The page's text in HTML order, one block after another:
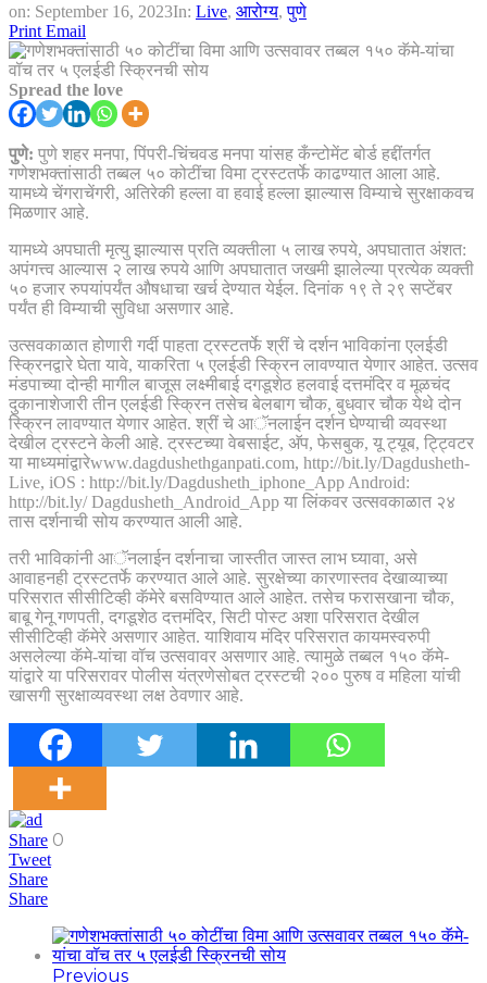
on: September 16, 2023In: Live, आरोग्य,पुणे
Print Email
Spread the love
पुणे: पुणे शहर मनपा, पिंपरी-चिंचवड मनपा यांसह कँन्टोमेंट बोर्ड हद्दींतर्गत
गणेशभक्तांसाठी तब्बल ५० कोटींचा विमा ट्रस्टतर्फे काढण्यात आला आहे.
यामध्ये चेंगराचेंगरी, अतिरेकी हल्ला वा हवाई हल्ला झाल्यास विम्याचे सुरक्षाकवच
मिळणार आहे.
यामध्ये अपघाती मृत्यु झाल्यास प्रति व्यक्तीला ५ लाख रुपये, अपघातात अंशत:
अपंगत्त्व आल्यास २ लाख रुपये आणि अपघातात जखमी झालेल्या प्रत्येक व्यक्ती
५० हजार रुपयांपर्यंत औषधाचा खर्च देण्यात येईल. दिनांक १९ ते २९ सप्टेंबर
पर्यंत ही विम्याची सुविधा असणार आहे.
उत्सवकाळात होणारी गर्दी पाहता ट्रस्टतर्फे श्रीं चे दर्शन भाविकांना एलईडी
स्क्रिनद्वारे घेता यावे, याकरिता ५ एलईडी स्क्रिन लावण्यात येणार आहेत. उत्सव
मंडपाच्या दोन्ही मागील बाजूस लक्ष्मीबाई दगडूशेठ हलवाई दत्तमंदिर व मूळचंद
दुकानाशेजारी तीन एलईडी स्क्रिन तसेच बेलबाग चौक, बुधवार चौक येथे दोन
स्क्रिन लावण्यात येणार आहेत. श्रीं चे आॅनलाईन दर्शन घेण्याची व्यवस्था
देखील ट्रस्टने केली आहे. ट्रस्टच्या वेबसाईट, अ‍ॅप, फेसबुक, यू ट्यूब, ट्ट्विटर
या माध्यमांद्वारेwww.dagdushethganpati.com, http://bit.ly/Dagdusheth-
Live, iOS : http://bit.ly/Dagdusheth_iphone_App Android:
http://bit.ly/ Dagdusheth_Android_App या लिंकवर उत्सवकाळात २४
तास दर्शनाची सोय करण्यात आली आहे.
तरी भाविकांनी आॅनलाईन दर्शनाचा जास्तीत जास्त लाभ घ्यावा, असे
आवाहनही ट्रस्टतर्फे करण्यात आले आहे. सुरक्षेच्या कारणास्तव देखाव्याच्या
परिसरात सीसीटिव्ही कॅमेरे बसविण्यात आले आहेत. तसेच फरासखाना चौक,
बाबू गेनू गणपती, दगडूशेठ दत्तमंदिर, सिटी पोस्ट अशा परिसरात देखील
सीसीटिव्ही कॅमेरे असणार आहेत. याशिवाय मंदिर परिसरात कायमस्वरुपी
असलेल्या कॅमे-यांचा वॉच उत्सवावर असणार आहे. त्यामुळे तब्बल १५० कॅमे-
यांद्वारे या परिसरावर पोलीस यंत्रणेसोबत ट्रस्टची २०० पुरुष व महिला यांची
खासगी सुरक्षाव्यवस्था लक्ष ठेवणार आहे.
Share 0
Tweet
Share
Share
Previous